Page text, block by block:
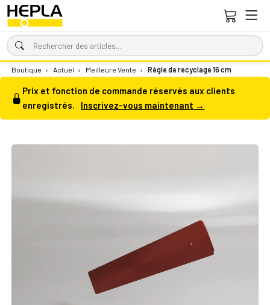
Boutique › Actuel › Meilleure Vente › Règle de recyclage 16 cm
Prix et fonction de commande réservés aux clients
enregistrés.
Inscrivez-vous maintenant →